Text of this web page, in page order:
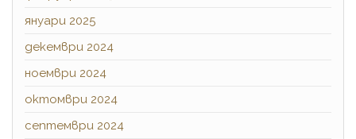
януари 2025
декември 2024
ноември 2024
октомври 2024
септември 2024